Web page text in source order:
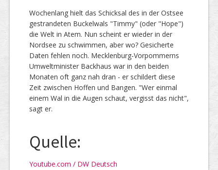
Wochenlang hielt das Schicksal des in der Ostsee
gestrandeten Buckelwals "Timmy" (oder "Hope")
die Welt in Atem. Nun scheint er wieder in der
Nordsee zu schwimmen, aber wo? Gesicherte
Daten fehlen noch. Mecklenburg-Vorpommerns
Umweltminister Backhaus war in den beiden
Monaten oft ganz nah dran - er schildert diese
Zeit zwischen Hoffen und Bangen. "Wer einmal
einem Wal in die Augen schaut, vergisst das nicht",
sagt er.
Quelle:
Youtube.com / DW Deutsch